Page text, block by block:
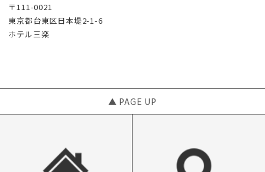
〒111-0021
東京都台東区日本堤2-1-6
ホテル三楽
▲ PAGE UP